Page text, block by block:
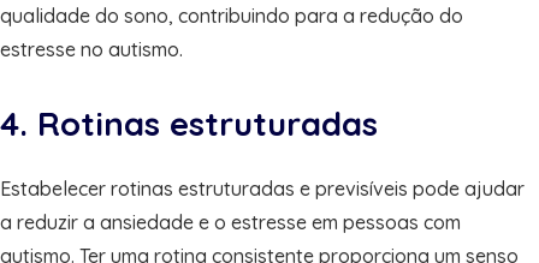
qualidade do sono, contribuindo para a redução do
estresse no autismo.
4. Rotinas estruturadas
Estabelecer rotinas estruturadas e previsíveis pode ajudar
a reduzir a ansiedade e o estresse em pessoas com
autismo. Ter uma rotina consistente proporciona um senso